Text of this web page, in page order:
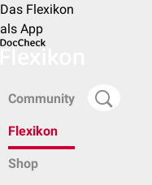
Das Flexikon
als App
Community
Flexikon
Shop